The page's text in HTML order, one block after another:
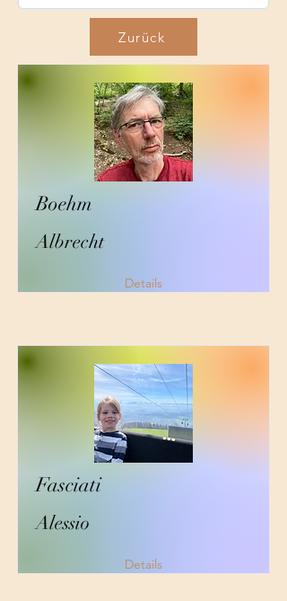
Zurück
Boehm
Albrecht
Details
Fasciati
Alessio
Details